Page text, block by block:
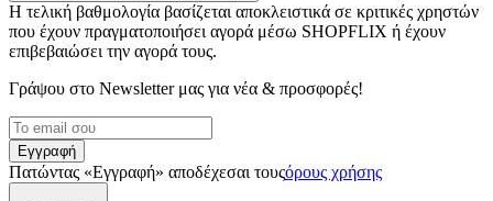
Η τελική βαθμολογία βασίζεται αποκλειστικά σε κριτικές χρηστών
που έχουν πραγματοποιήσει αγορά μέσω SHOPFLIX ή έχουν
επιβεβαιώσει την αγορά τους.
Γράψου στο Νewsletter μας για νέα & προσφορές!
Εγγραφή
Πατώντας «Εγγραφή» αποδέχεσαι τουςόρους χρήσης